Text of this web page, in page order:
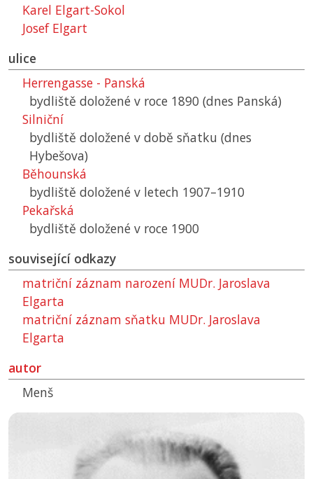
Karel Elgart-Sokol
Josef Elgart
ulice
Herrengasse - Panská
bydliště doložené v roce 1890 (dnes Panská)
Silniční
bydliště doložené v době sňatku (dnes
Hybešova)
Běhounská
bydliště doložené v letech 1907–1910
Pekařská
bydliště doložené v roce 1900
související odkazy
matriční záznam narození MUDr. Jaroslava
Elgarta
matriční záznam sňatku MUDr. Jaroslava
Elgarta
autor
Menš